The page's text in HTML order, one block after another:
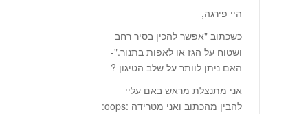
היי פירגה,
כשכתוב "אפשר להכין בסיר רחב
ושטוח על הגז או לאפות בתנור."-
האם ניתן לוותר על שלב הטיגון ?
אני מתנצלת מראש באם עליי
להבין מהכתוב ואני מטרידה :oops: